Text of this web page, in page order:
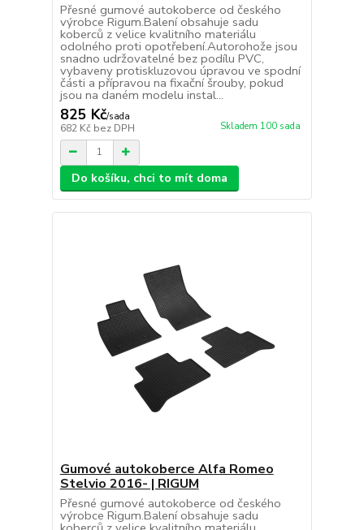
Přesné gumové autokoberce od českého
výrobce Rigum.Balení obsahuje sadu
koberců z velice kvalitního materiálu
odolného proti opotřebení.Autorohože jsou
snadno udržovatelné bez podílu PVC,
vybaveny protiskluzovou úpravou ve spodní
části a přípravou na fixační šrouby, pokud
jsou na daném modelu instal...
825 Kč/sada
682 Kč bez DPH Skladem 100 sada
Do košíku, chci to mít doma
Gumové autokoberce Alfa Romeo
Stelvio 2016- | RIGUM
Přesné gumové autokoberce od českého
výrobce Rigum.Balení obsahuje sadu